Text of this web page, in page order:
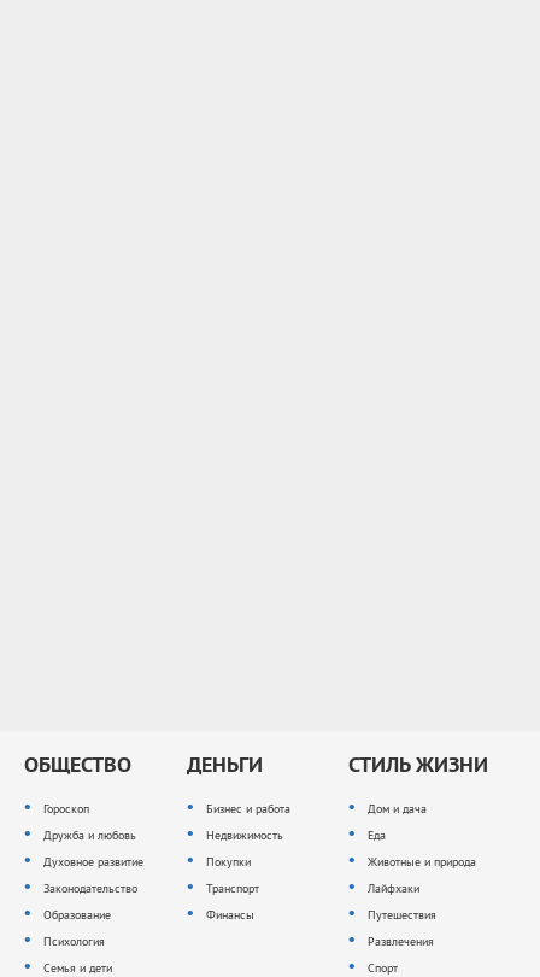
ОБЩЕСТВО
Гороскоп
Дружба и любовь
Духовное развитие
Законодательство
Образование
Психология
Семья и дети
ДЕНЬГИ
Бизнес и работа
Недвижимость
Покупки
Транспорт
Финансы
СТИЛЬ ЖИЗНИ
Дом и дача
Еда
Животные и природа
Лайфхаки
Путешествия
Развлечения
Спорт